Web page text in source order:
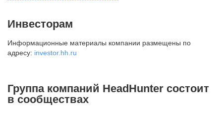
внутригородская территория
Муниципальный округ Тверской,
2-я Брестская ул., д. 48,
+7 495 980-64-27
Инвесторам
Информационные материалы компании размещены по
адресу: investor.hh.ru
Группа компаний HeadHunter состоит
в сообществах